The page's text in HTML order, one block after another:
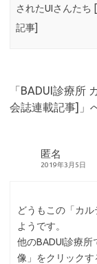
されたUIさんたち
記事]
「BADUI診療所
会誌連載記事] 」
匿名
2019年3月5日
どうもこの「カ
ようです。
他のBADUI診療
像」をクリックす